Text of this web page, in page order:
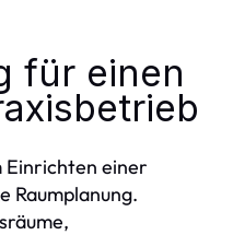
für einen
Einrichten einer
Raumplanung.